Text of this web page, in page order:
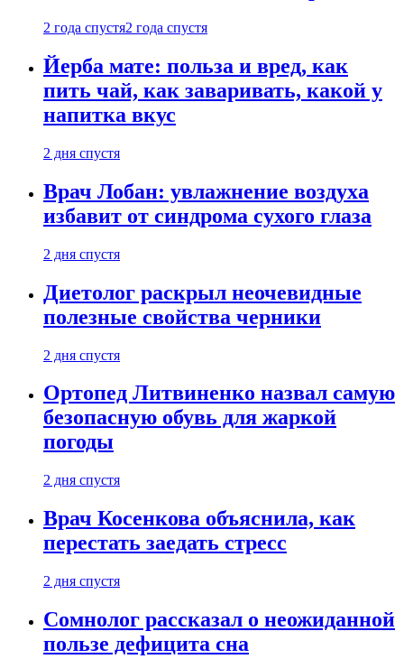
2 года спустя2 года спустя
Йерба мате: польза и вред, как
пить чай, как заваривать, какой у
напитка вкус
2 дня спустя
Врач Лобан: увлажнение воздуха
избавит от синдрома сухого глаза
2 дня спустя
Диетолог раскрыл неочевидные
полезные свойства черники
2 дня спустя
Ортопед Литвиненко назвал самую
безопасную обувь для жаркой
погоды
2 дня спустя
Врач Косенкова объяснила, как
перестать заедать стресс
2 дня спустя
Сомнолог рассказал о неожиданной
пользе дефицита сна